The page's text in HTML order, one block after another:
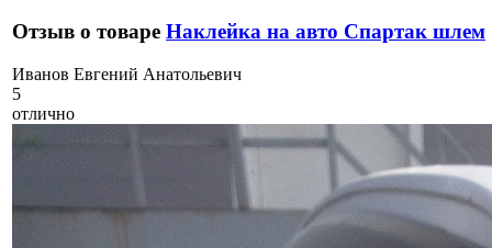
Отзыв о товаре Наклейка на авто Спартак шлем
Иванов Евгений Анатольевич
5
отлично